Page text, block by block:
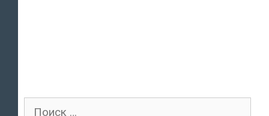
Поиск